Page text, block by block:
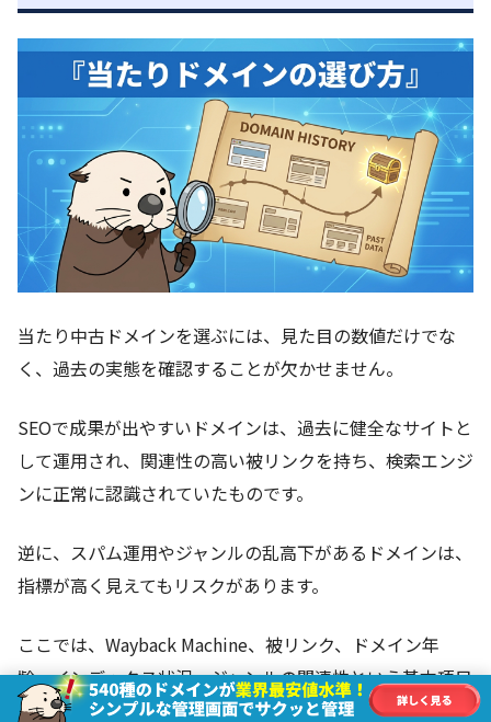
当たり中古ドメインを選ぶには、見た目の数値だけでな
く、過去の実態を確認することが欠かせません。
SEOで成果が出やすいドメインは、過去に健全なサイトと
して運用され、関連性の高い被リンクを持ち、検索エンジ
ンに正常に認識されていたものです。
逆に、スパム運用やジャンルの乱高下があるドメインは、
指標が高く見えてもリスクがあります。
ここでは、Wayback Machine、被リンク、ドメイン年
齢、インデックス状況、ジャンルの関連性という基本項目
から、当たりドメインの見極め方を整理します。